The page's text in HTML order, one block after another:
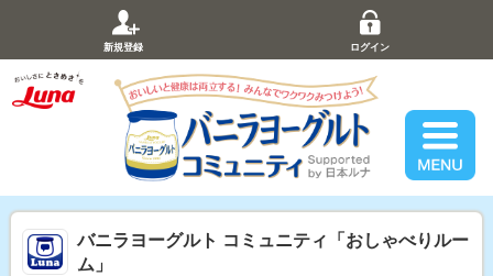
新規登録 ログイン
バニラヨーグルト コミュニティ「おしゃべりルー
ム」